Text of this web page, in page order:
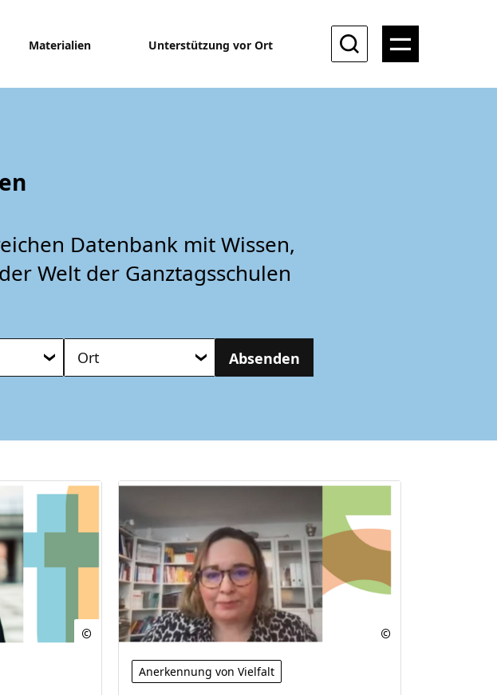
Materialien Unterstützung vor Ort
Datenbank mit Wissen,
Welt der Ganztagsschulen
Ort Absenden
Anerkennung von Vielfalt